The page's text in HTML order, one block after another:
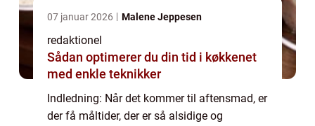
07 januar 2026 Malene Jeppesen
redaktionel
Sådan optimerer du din tid i køkkenet
med enkle teknikker
Indledning: Når det kommer til aftensmad, er
der få måltider, der er så alsidige og